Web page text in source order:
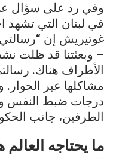
وفي رد على سؤال عن
في لبنان التي تشهد
غوتيريش إن
– وبعثتنا قد ظلت
الأطراف هناك.
مشاكلها عبر
درجات ضبط النفس
الطرفين، جانب
ما يحتاجه